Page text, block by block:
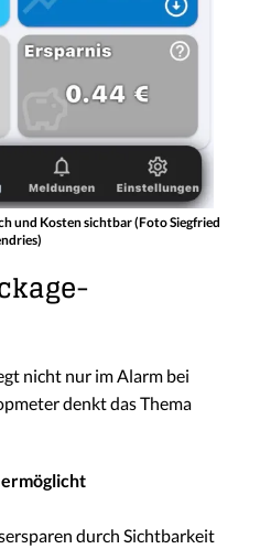
und Kosten sichtbar (Foto Siegfried
nicht nur im Alarm bei
denkt das Thema
durch Sichtbarkeit